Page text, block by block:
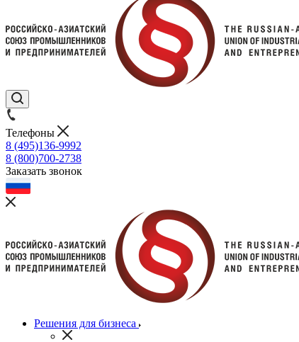
Телефоны
8 (495)136-9992
8 (800)700-2738
Заказать звонок
Решения для бизнеса